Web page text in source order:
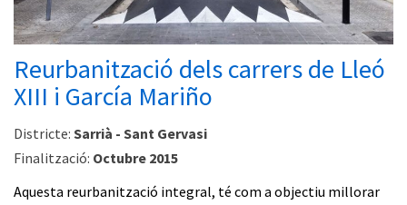
Reurbanització dels carrers de Lleó
XIII i García Mariño
Districte: Sarrià - Sant Gervasi
Finalització: Octubre 2015
Aquesta reurbanització integral, té com a objectiu millorar